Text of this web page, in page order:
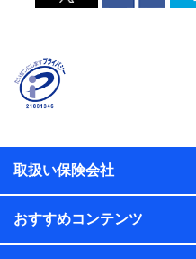
取扱い保険会社
おすすめコンテンツ